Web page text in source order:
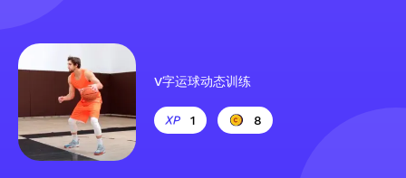
V字运球动态训练
1 8